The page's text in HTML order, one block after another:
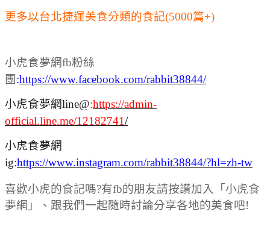
更多以台北捷運美食分類的食記(5000篇+)
小虎食夢網fb粉絲
團 :https://www.facebook.com/rabbit38844/
小虎食夢網line@:https://admin-
official.line.me/12182741/
小虎食夢網
ig:https://www.instagram.com/rabbit38844/?hl=zh-tw
喜歡小虎的食記嗎?有fb的朋友請按讚加入「小虎食
夢網」、跟我們一起隨時討論分享各地的美食吧!